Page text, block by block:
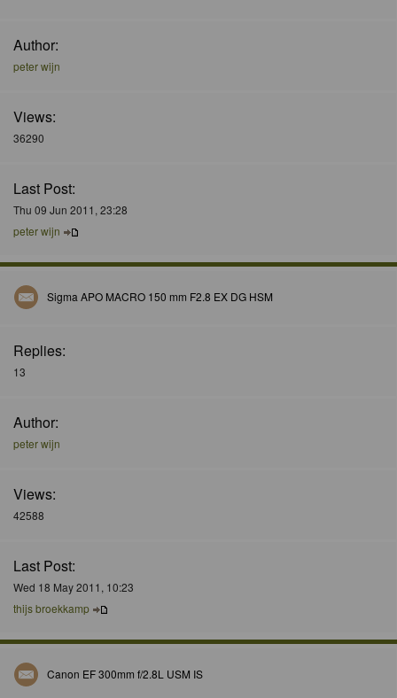
Author:
peter wijn
Views:
36290
Last Post:
Thu 09 Jun 2011, 23:28
peter wijn
Sigma APO MACRO 150 mm F2.8 EX DG HSM
Replies:
13
Author:
peter wijn
Views:
42588
Last Post:
Wed 18 May 2011, 10:23
thijs broekkamp
Canon EF 300mm f/2.8L USM IS